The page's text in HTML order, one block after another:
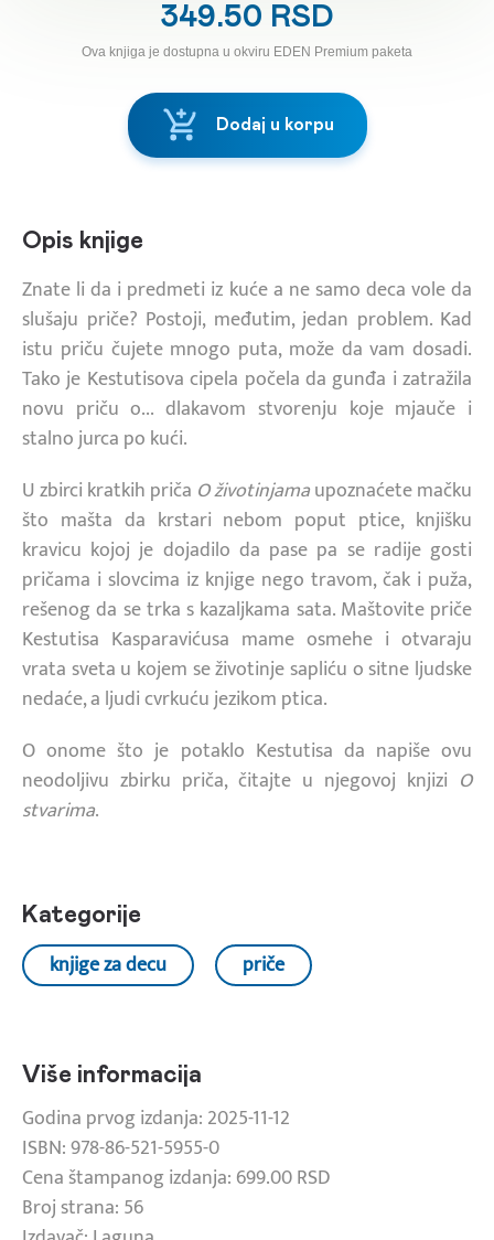
349.50 RSD
Ova knjiga je dostupna u okviru EDEN Premium paketa
Dodaj u korpu
Opis knjige
Znate li da i predmeti iz kuće a ne samo deca vole da
slušaju priče? Postoji, međutim, jedan problem. Kad
istu priču čujete mnogo puta, može da vam dosadi.
Tako je Kestutisova cipela počela da gunđa i zatražila
novu priču o... dlakavom stvorenju koje mjauče i
stalno jurca po kući.
U zbirci kratkih priča O životinjamaupoznaćete mačku
što mašta da krstari nebom poput ptice, knjišku
kravicu kojoj je dojadilo da pase pa se radije gosti
pričama i slovcima iz knjige nego travom, čak i puža,
rešenog da se trka s kazaljkama sata. Maštovite priče
Kestutisa Kasparavićusa mame osmehe i otvaraju
vrata sveta u kojem se životinje sapliću o sitne ljudske
nedaće, a ljudi cvrkuću jezikom ptica.
O onome što je potaklo Kestutisa da napiše ovu
neodoljivu zbirku priča, čitajte u njegovoj knjizi O
stvarima.
Kategorije
knjige za decu priče
Više informacija
Godina prvog izdanja: 2025-11-12
ISBN: 978-86-521-5955-0
Cena štampanog izdanja: 699.00 RSD
Broj strana: 56